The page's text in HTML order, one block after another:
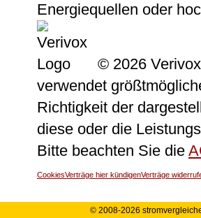
Energiequellen oder
© 2026
verwendet
Richtigkeit der
diese oder die
Bitte beachten Sie die
CookiesVerträge hier kündigenVerträge
© 2008-2026